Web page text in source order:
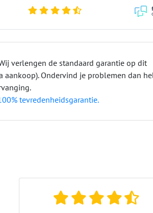
verlengen de standaard garantie op dit
aankoop). Ondervind je problemen dan
tevredenheidsgarantie.